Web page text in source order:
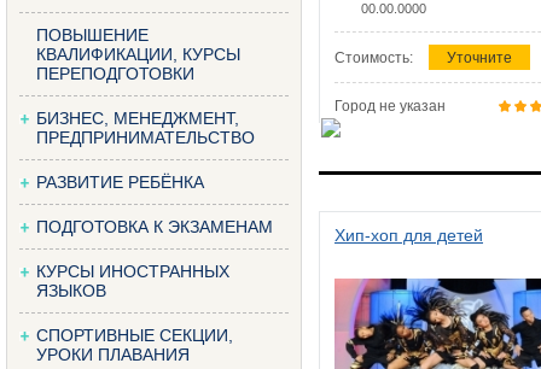
ПОВЫШЕНИЕ
КВАЛИФИКАЦИИ, КУРСЫ
ПЕРЕПОДГОТОВКИ
БИЗНЕС, МЕНЕДЖМЕНТ,
ПРЕДПРИНИМАТЕЛЬСТВО
РАЗВИТИЕ РЕБЁНКА
ПОДГОТОВКА К ЭКЗАМЕНАМ
КУРСЫ ИНОСТРАННЫХ
ЯЗЫКОВ
СПОРТИВНЫЕ СЕКЦИИ,
УРОКИ ПЛАВАНИЯ
00.00.0000
Стоимость: Уточните
Город не указан
Хип-хоп для детей